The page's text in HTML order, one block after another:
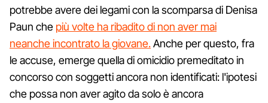
potrebbe avere dei legami con la scomparsa di Denisa
Paun che più volte ha ribadito di non aver mai
neanche incontrato la giovane.Anche per questo, fra
le accuse, emerge quella di omicidio premeditato in
concorso con soggetti ancora non identificati: l'ipotesi
che possa non aver agito da solo è ancora